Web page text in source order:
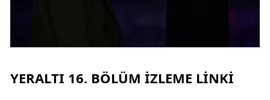
YERALTI 16. BÖLÜM İZLEME LINKI